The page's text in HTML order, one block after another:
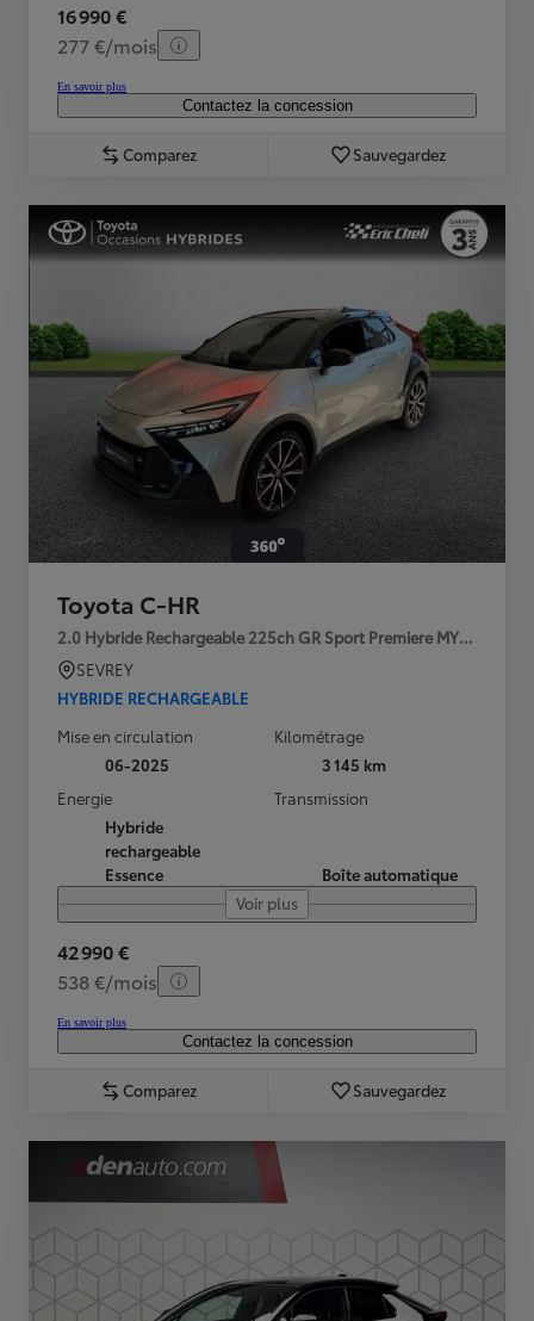
16 990 €
277 €/mois
En savoir plus
Contactez la concession
Comparez Sauvegardez
Toyota C-HR
2.0 Hybride Rechargeable 225ch GR Sport Premiere MY25
SEVREY
HYBRIDE RECHARGEABLE
Mise en circulation
06-2025
Kilométrage
3 145 km
Energie
Hybride
rechargeable
Essence
Transmission
Boîte automatique
Voir plus
42 990 €
538 €/mois
En savoir plus
Contactez la concession
Comparez Sauvegardez